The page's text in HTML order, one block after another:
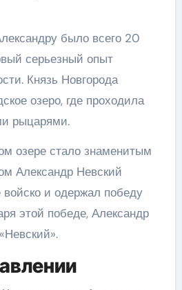
было всего 20
серьезный опыт
Князь Новгорода
озеро, где проходила
рыцарями.
озере стало знаменитым
Александр Невский
войско и одержал победу
этой победе, Александр